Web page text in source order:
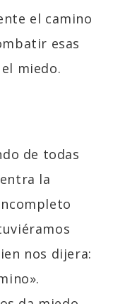
el camino
esas
miedo.
de todas
la
nos dijera: